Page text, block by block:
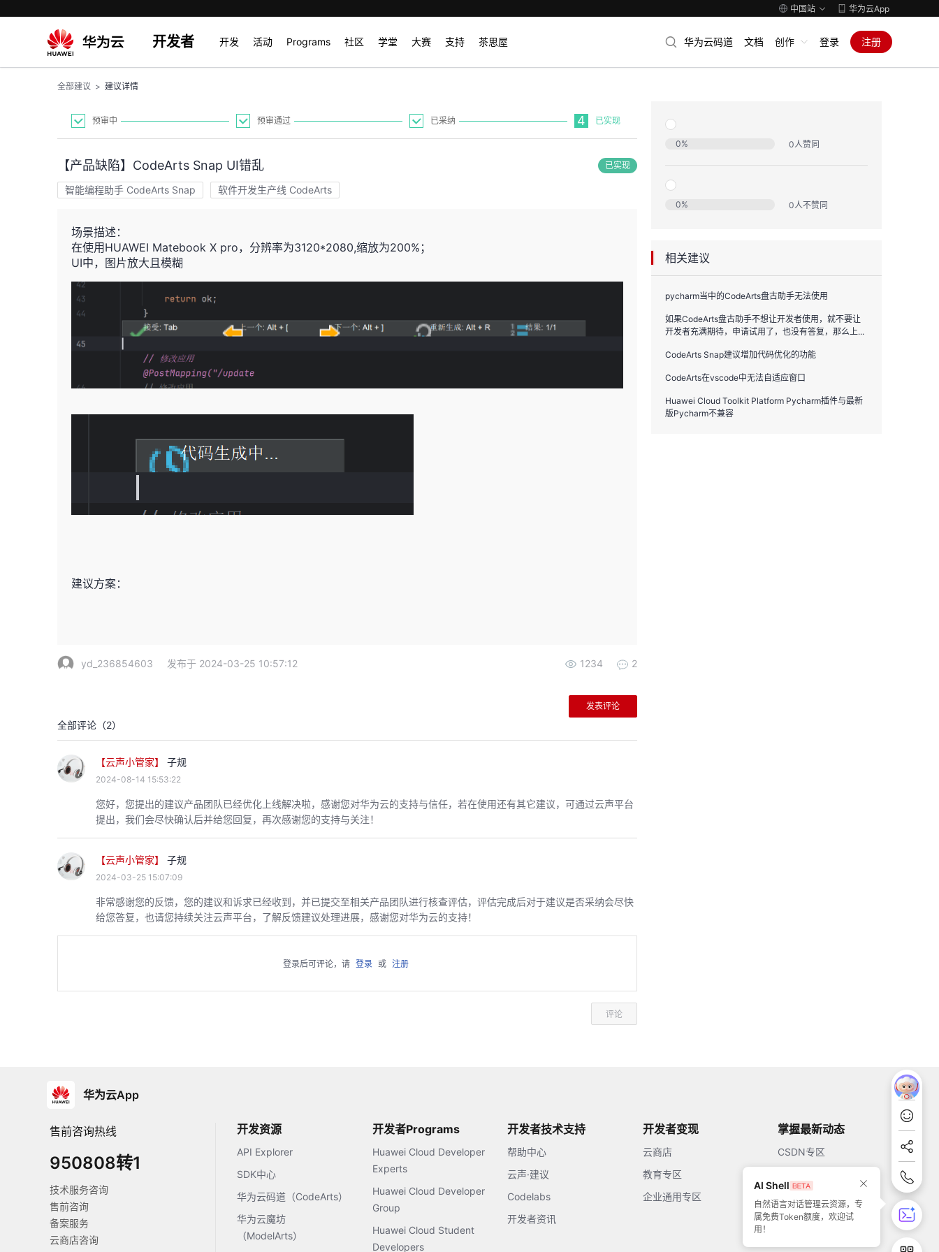
中国站 华为云App
开发者 开发 活动 Programs 社区 学堂 大赛 支持 茶思屋 华为云码道 文档 创作 登录 注册
全部建议 > 建议详情
预审中 预审通过 已采纳 4 已实现
【产品缺陷】CodeArts Snap UI错乱 已实现
智能编程助手 CodeArts Snap 软件开发生产线 CodeArts
场景描述：
在使用HUAWEI Matebook X pro，分辨率为3120*2080,缩放为200%；
UI中，图片放大且模糊
建议方案：
yd_236854603 发布于 2024-03-25 10:57:12 1234 2
发表评论
全部评论（2）
【云声小管家】 子规
2024-08-14 15:53:22
您好，您提出的建议产品团队已经优化上线解决啦，感谢您对华为云的支持与信任，若在使用还有其它建议，可通过云声平台
提出，我们会尽快确认后并给您回复，再次感谢您的支持与关注！
【云声小管家】 子规
2024-03-25 15:07:09
非常感谢您的反馈，您的建议和诉求已经收到，并已提交至相关产品团队进行核查评估，评估完成后对于建议是否采纳会尽快
给您答复，也请您持续关注云声平台，了解反馈建议处理进展，感谢您对华为云的支持！
登录后可评论，请 登录 或 注册
评论
0% 0人赞同
0% 0人不赞同
相关建议
pycharm当中的CodeArts盘古助手无法使用
如果CodeArts盘古助手不想让开发者使用，就不要让
开发者充满期待，申请试用了，也没有答复，那么上...
CodeArts Snap建议增加代码优化的功能
CodeArts在vscode中无法自适应窗口
Huawei Cloud Toolkit Platform Pycharm插件与最新
版Pycharm不兼容
AI Shell
自然语言对话管理云资源，专
属免费Token额度，欢迎试
用！
华为云App
售前咨询热线
950808转1
技术服务咨询
售前咨询
备案服务
云商店咨询
开发资源
API Explorer
SDK中心
华为云码道（CodeArts）
华为云魔坊
（ModelArts）
开发者Programs
Huawei Cloud Developer
Experts
Huawei Cloud Developer
Group
Huawei Cloud Student
Developers
开发者技术支持
帮助中心
云声·建议
Codelabs
开发者资讯
开发者变现
云商店
教育专区
企业通用专区
掌握最新动态
CSDN专区
51CTO